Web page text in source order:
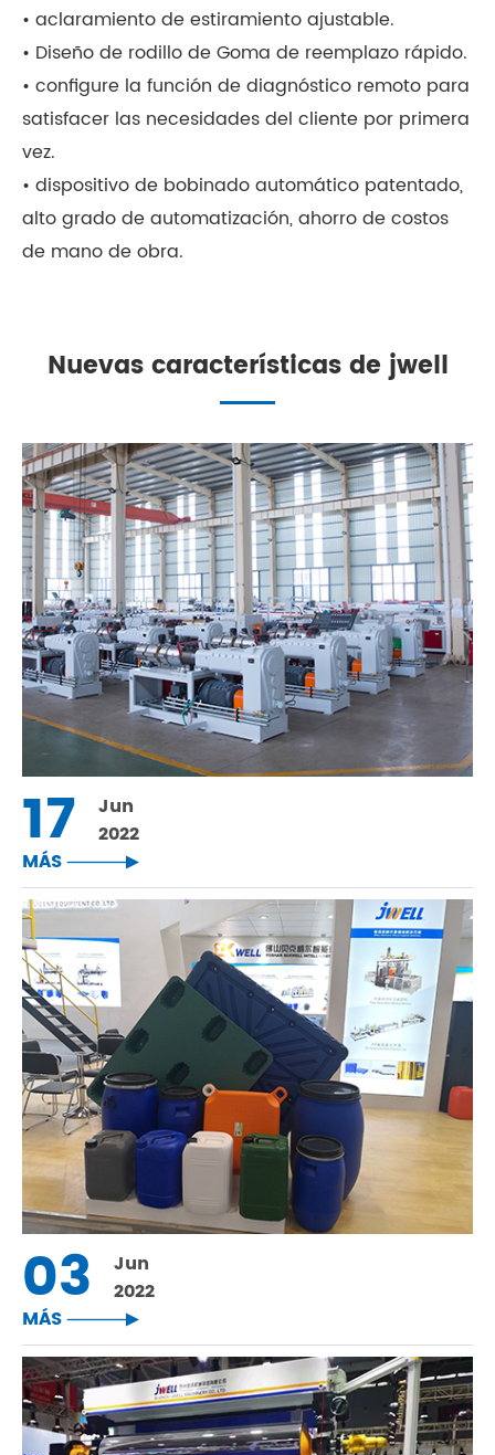
• aclaramiento de estiramiento ajustable.
• Diseño de rodillo de Goma de reemplazo rápido.
• configure la función de diagnóstico remoto para
satisfacer las necesidades del cliente por primera
vez.
• dispositivo de bobinado automático patentado,
alto grado de automatización, ahorro de costos
de mano de obra.
Nuevas características de jwell
17
Jun
2022
MÁS 
03
Jun
2022
MÁS 